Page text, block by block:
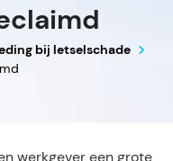
bij letselschade
werkgever een grote